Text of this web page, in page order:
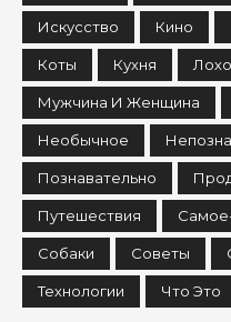
Искусство Кино
Коты Кухня
Мужчина И Женщина
Необычное
Познавательно
Путешествия
Собаки Советы
Технологии Что Это